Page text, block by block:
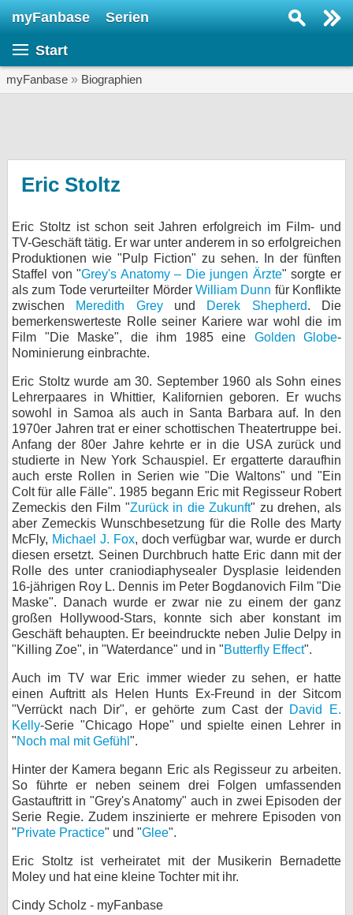
myFanbase Serien
Start
myFanbase » Biographien
Eric Stoltz
Eric Stoltz ist schon seit Jahren erfolgreich im Film- und
TV-Geschäft tätig. Er war unter anderem in so erfolgreichen
Produktionen wie "Pulp Fiction" zu sehen. In der fünften
Staffel von "Grey's Anatomy – Die jungen Ärzte" sorgte er
als zum Tode verurteilter Mörder William Dunn für Konflikte
zwischen Meredith Greyund Derek Shepherd. Die
bemerkenswerteste Rolle seiner Kariere war wohl die im
Film "Die Maske", die ihm 1985 eine Golden Globe-
Nominierung einbrachte.
Eric Stoltz wurde am 30. September 1960 als Sohn eines
Lehrerpaares in Whittier, Kalifornien geboren. Er wuchs
sowohl in Samoa als auch in Santa Barbara auf. In den
1970er Jahren trat er einer schottischen Theatertruppe bei.
Anfang der 80er Jahre kehrte er in die USA zurück und
studierte in New York Schauspiel. Er ergatterte daraufhin
auch erste Rollen in Serien wie "Die Waltons" und "Ein
Colt für alle Fälle". 1985 begann Eric mit Regisseur Robert
Zemeckis den Film "Zurück in die Zukunft" zu drehen, als
aber Zemeckis Wunschbesetzung für die Rolle des Marty
McFly, Michael J. Fox, doch verfügbar war, wurde er durch
diesen ersetzt. Seinen Durchbruch hatte Eric dann mit der
Rolle des unter craniodiaphysealer Dysplasie leidenden
16-jährigen Roy L. Dennis im Peter Bogdanovich Film "Die
Maske". Danach wurde er zwar nie zu einem der ganz
großen Hollywood-Stars, konnte sich aber konstant im
Geschäft behaupten. Er beeindruckte neben Julie Delpy in
"Killing Zoe", in "Waterdance" und in "Butterfly Effect".
Auch im TV war Eric immer wieder zu sehen, er hatte
einen Auftritt als Helen Hunts Ex-Freund in der Sitcom
"Verrückt nach Dir", er gehörte zum Cast der David E.
Kelly-Serie "Chicago Hope" und spielte einen Lehrer in
"Noch mal mit Gefühl ".
Hinter der Kamera begann Eric als Regisseur zu arbeiten.
So führte er neben seinem drei Folgen umfassenden
Gastauftritt in "Grey's Anatomy" auch in zwei Episoden der
Serie Regie. Zudem inszinierte er mehrere Episoden von
"Private Practice" und "Glee".
Eric Stoltz ist verheiratet mit der Musikerin Bernadette
Moley und hat eine kleine Tochter mit ihr.
Cindy Scholz - myFanbase
KULTUR
Specials
SERVICE
Gewinnspiele
Forum
bei X
bei Facebook
Kontakt
Nutzungsbedingungen
Datenschutz
Cookie-Einstellungen
Impressum
Desktop-Ansicht
myFanbase